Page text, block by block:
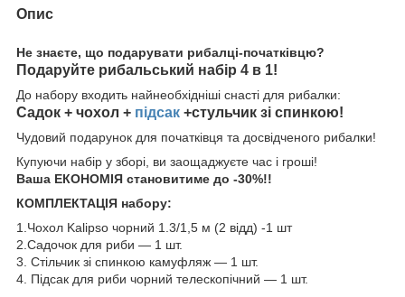
Опис
Не знаєте, що подарувати рибалці-початківцю?
Подаруйте рибальський набір 4 в 1!
До набору входить найнеобхідніші снасті для рибалки:
Садок + чохол + підсак +стульчик зі спинкою!
Чудовий подарунок для початківця та досвідченого рибалки!
Купуючи набір у зборі, ви заощаджуєте час і гроші!
Ваша ЕКОНОМІЯ становитиме до -30%!!
КОМПЛЕКТАЦІЯ набору:
1.Чохол Kalipso чорний 1.3/1,5 м (2 відд) -1 шт
2.Садочок для риби — 1 шт.
3. Стільчик зі спинкою камуфляж — 1 шт.
4. Підсак для риби чорний телескопічний — 1 шт.